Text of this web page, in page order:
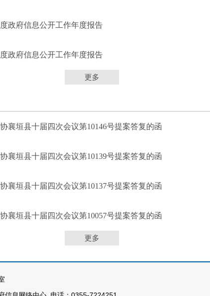
政府信息公开工作年度报告
政府信息公开工作年度报告
更多
襄垣县十届四次会议第10146号提案答复的函
襄垣县十届四次会议第10139号提案答复的函
襄垣县十届四次会议第10137号提案答复的函
襄垣县十届四次会议第10057号提案答复的函
更多